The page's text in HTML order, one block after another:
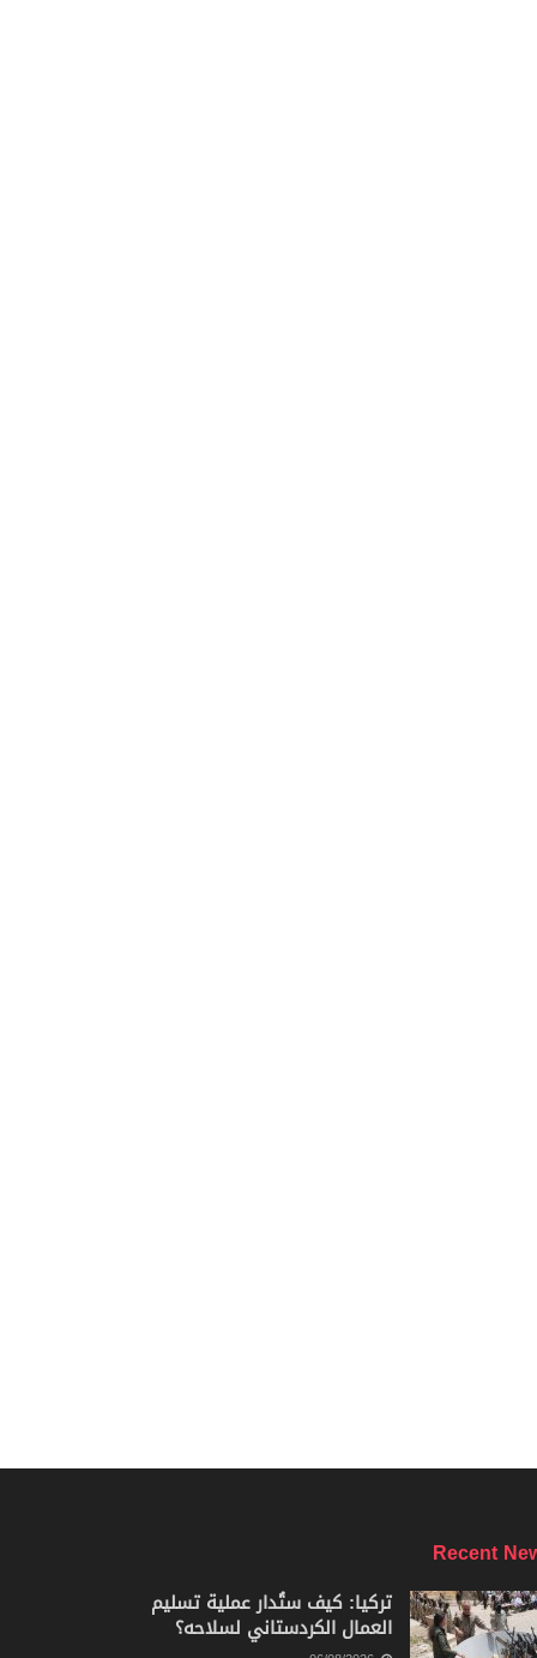
Recent
تركيا: كيف ستُدار عملية تسليم
العمال الكردستاني لسلاحه؟